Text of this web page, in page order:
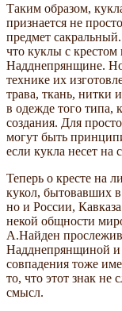
Таким образом,
признается не
предмет
что куклы с
Надднепрянщине. Но
технике их
трава, ткань, нитки
в одежде того типа,
создания. Для
могут быть
если кукла несет на
Теперь о кресте на
кукол, бытовавших
но и России,
некой общности
А.Найден
Надднепрянщиной и
совпадения тоже
то, что этот знак не
смысл.